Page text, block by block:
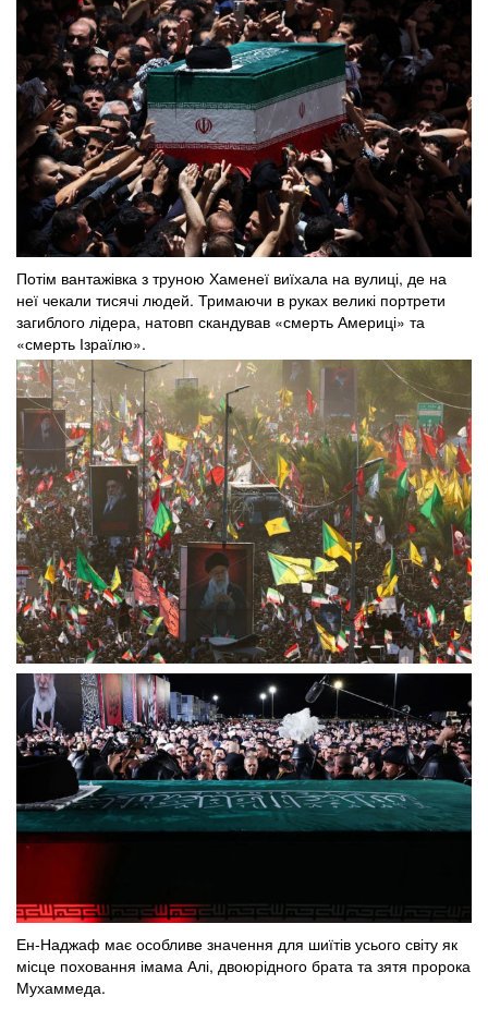
Потім вантажівка з труною Хаменеї виїхала на вулиці, де на
неї чекали тисячі людей. Тримаючи в руках великі портрети
загиблого лідера, натовп скандував «смерть Америці» та
«смерть Ізраїлю».
Ен-Наджаф має особливе значення для шиїтів усього світу як
місце поховання імама Алі, двоюрідного брата та зятя пророка
Мухаммеда.